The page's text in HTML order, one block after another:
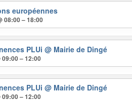
européennes
08:00 – 18:00
PLUi @ Mairie de Dingé
09:00 – 12:00
PLUi @ Mairie de Dingé
09:00 – 12:00